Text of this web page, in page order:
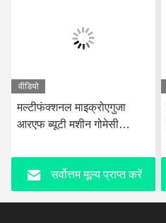
वीडियो
मल्टीफंक्शनल माइक्रोएगुजा
आरएफ ब्यूटी मशीन गोमेसी
सर्वोत्तम मूल्य प्राप्त करें